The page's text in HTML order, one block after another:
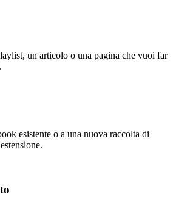
un articolo o una pagina che vuoi far
esistente o a una nuova raccolta di